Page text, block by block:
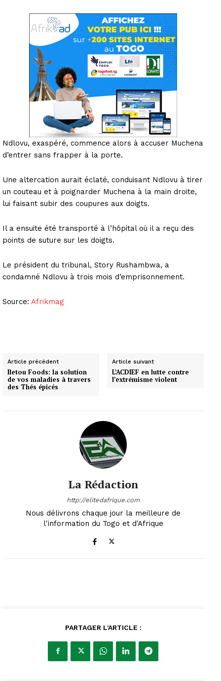
Ndlovu, exaspéré, commence alors à accuser Muchena
d’entrer sans frapper à la porte.
Une altercation aurait éclaté, conduisant Ndlovu à tirer
un couteau et à poignarder Muchena à la main droite,
lui faisant subir des coupures aux doigts.
Il a ensuite été transporté à l’hôpital où il a reçu des
points de suture sur les doigts.
Le président du tribunal, Story Rushambwa, a
condamné Ndlovu à trois mois d’emprisonnement.
Source: Afrikmag
Article précédent
Iletou Foods: la solution
de vos maladies à travers
des Thés épicés
Article suivant
L’ACDIEF en lutte contre
l’extrémisme violent
La Rédaction
http://elitedafrique.com
Nous délivrons chaque jour la meilleure de
l'information du Togo et d'Afrique
PARTAGER L'ARTICLE :